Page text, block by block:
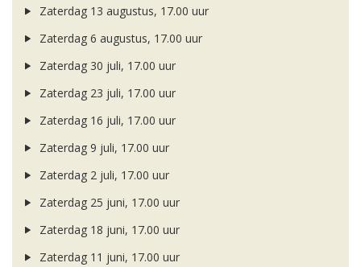
Zaterdag 13 augustus, 17.00 uur
Zaterdag 6 augustus, 17.00 uur
Zaterdag 30 juli, 17.00 uur
Zaterdag 23 juli, 17.00 uur
Zaterdag 16 juli, 17.00 uur
Zaterdag 9 juli, 17.00 uur
Zaterdag 2 juli, 17.00 uur
Zaterdag 25 juni, 17.00 uur
Zaterdag 18 juni, 17.00 uur
Zaterdag 11 juni, 17.00 uur